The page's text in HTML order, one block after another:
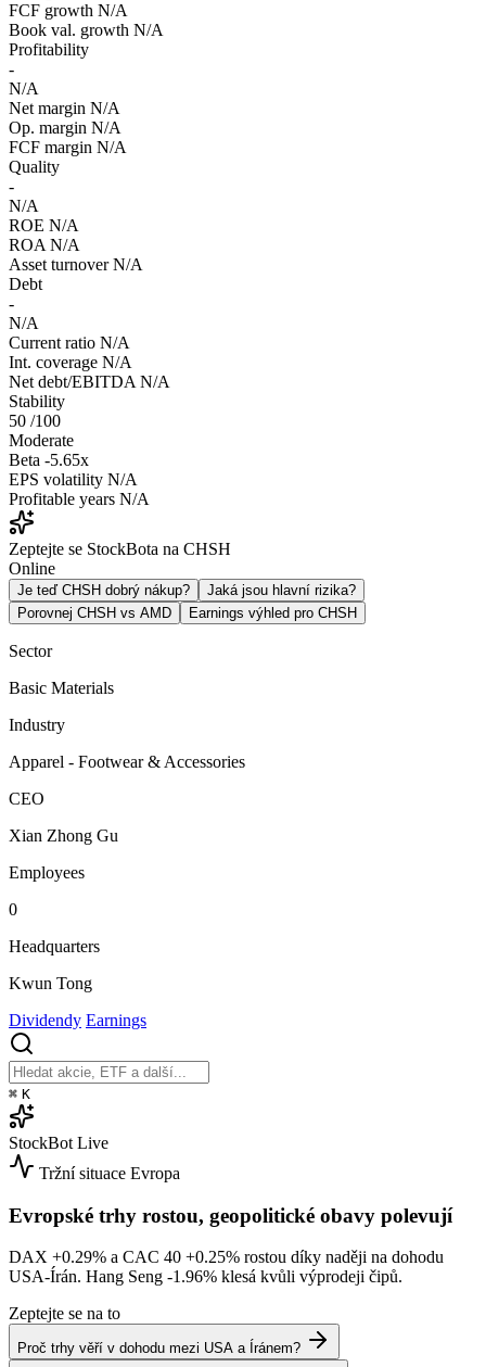
FCF growth N/A
Book val. growth N/A
Profitability
-
N/A
Net margin N/A
Op. margin N/A
FCF margin N/A
Quality
-
N/A
ROE N/A
ROA N/A
Asset turnover N/A
Debt
-
N/A
Current ratio N/A
Int. coverage N/A
Net debt/EBITDA N/A
Stability
50 /100
Moderate
Beta -5.65x
EPS volatility N/A
Profitable years N/A
Zeptejte se StockBota na CHSH
Online
Je teď CHSH dobrý nákup?
Jaká jsou hlavní rizika?
Porovnej CHSH vs AMD
Earnings výhled pro CHSH
Sector
Basic Materials
Industry
Apparel - Footwear & Accessories
CEO
Xian Zhong Gu
Employees
0
Headquarters
Kwun Tong
Dividendy Earnings
⌘ K
StockBot Live
Tržní situace Evropa
Evropské trhy rostou, geopolitické obavy polevují
DAX +0.29% a CAC 40 +0.25% rostou díky naději na dohodu
USA-Írán. Hang Seng -1.96% klesá kvůli výprodeji čipů.
Zeptejte se na to
Proč trhy věří v dohodu mezi USA a Íránem?